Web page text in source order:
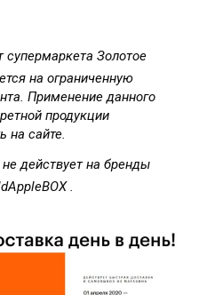
супермаркета Золотое
на ограниченную
Применение данного
продукции
на сайте.
действует на бренды
.